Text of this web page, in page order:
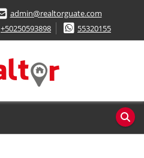
admin@realtorguate.com
+50250593898
55320155